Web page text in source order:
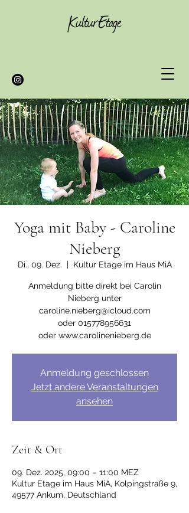
Yoga mit Baby - Caroline
Nieberg
Di., 09. Dez.
  |
Kultur Etage im Haus MiA
Anmeldung bitte direkt bei Carolin
Nieberg unter
caroline.nieberg@icloud.com
oder 015778956631
oder www.carolinenieberg.de
Anmeldung geschlossen
Jetzt andere Veranstaltungen
ansehen
Zeit & Ort
09. Dez. 2025, 09:00 – 11:00 MEZ
Kultur Etage im Haus MiA, Kolpingstraße 9,
49577 Ankum, Deutschland